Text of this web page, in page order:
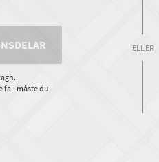
fall måste du
ELLER